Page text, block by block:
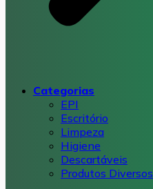
Categorias
EPI
Escritório
Limpeza
Higiene
Descartáveis
Produtos Diversos